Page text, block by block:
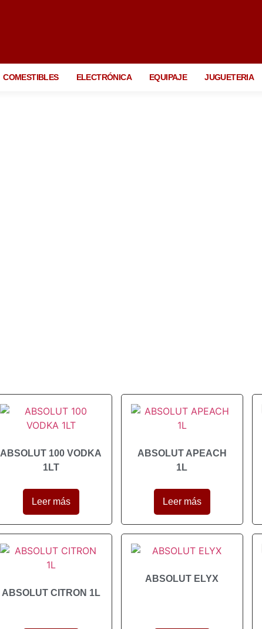
COMESTIBLES ELECTRÓNICA EQUIPAJE JUGUETERIA
ABSOLUT 100 VODKA
1LT
Leer más
ABSOLUT APEACH
1L
Leer más
ABSOLUT CITRON 1L
ABSOLUT ELYX